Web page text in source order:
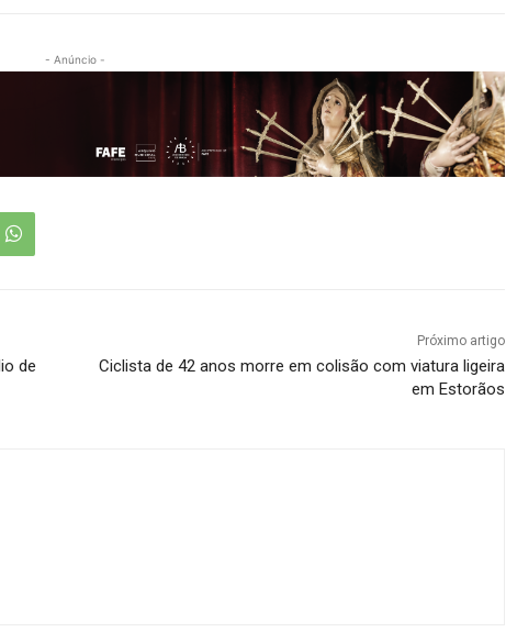
- Anúncio -
de
Próximo artigo
Ciclista de 42 anos morre em colisão com viatura ligeira
em Estorãos